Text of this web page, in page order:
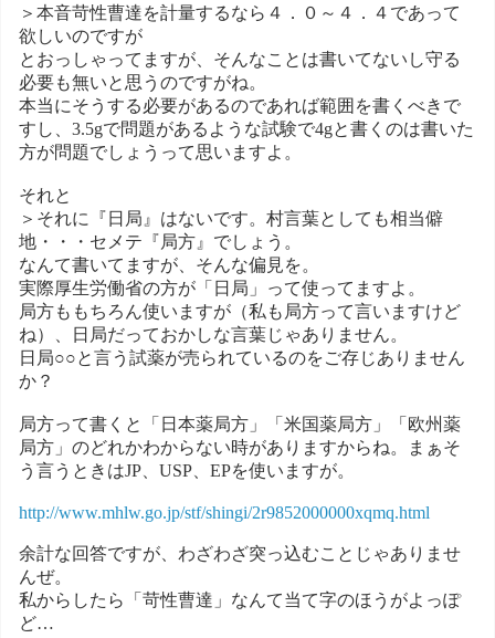
＞本音苛性曹達を計量するなら４．０～４．４であって
欲しいのですが
とおっしゃってますが、そんなことは書いてないし守る
必要も無いと思うのですがね。
本当にそうする必要があるのであれば範囲を書くべきで
すし、3.5gで問題があるような試験で4gと書くのは書いた
方が問題でしょうって思いますよ。
それと
＞それに『日局』はないです。村言葉としても相当僻
地・・・セメテ『局方』でしょう。
なんて書いてますが、そんな偏見を。
実際厚生労働省の方が「日局」って使ってますよ。
局方ももちろん使いますが（私も局方って言いますけど
ね）、日局だっておかしな言葉じゃありません。
日局○○と言う試薬が売られているのをご存じありません
か？
局方って書くと「日本薬局方」「米国薬局方」「欧州薬
局方」のどれかわからない時がありますからね。まぁそ
う言うときはJP、USP、EPを使いますが。
http://www.mhlw.go.jp/stf/shingi/2r9852000000xqmq.html
余計な回答ですが、わざわざ突っ込むことじゃありませ
んぜ。
私からしたら「苛性曹達」なんて当て字のほうがよっぽ
ど…